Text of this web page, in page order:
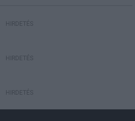
HIRDETÉS
HIRDETÉS
HIRDETÉS